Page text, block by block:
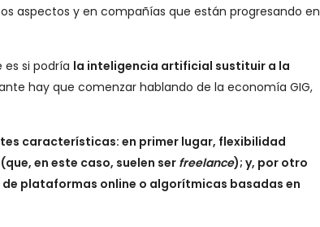
aspectos y en compañías que están progresando en
si podría la inteligencia artificial sustituir a la
hay que comenzar hablando de la economía GIG,
características: en primer lugar, flexibilidad
en este caso, suelen ser freelance); y, por otro
plataformas online o algorítmicas basadas en